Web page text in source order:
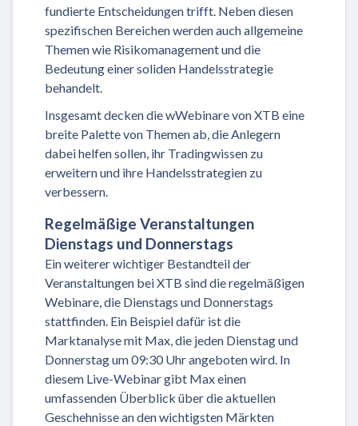
fundierte Entscheidungen trifft. Neben diesen
spezifischen Bereichen werden auch allgemeine
Themen wie Risikomanagement und die
Bedeutung einer soliden Handelsstrategie
behandelt.
Insgesamt decken die wWebinare von XTB eine
breite Palette von Themen ab, die Anlegern
dabei helfen sollen, ihr Tradingwissen zu
erweitern und ihre Handelsstrategien zu
verbessern.
Regelmäßige Veranstaltungen
Dienstags und Donnerstags
Ein weiterer wichtiger Bestandteil der
Veranstaltungen bei XTB sind die regelmäßigen
Webinare, die Dienstags und Donnerstags
stattfinden. Ein Beispiel dafür ist die
Marktanalyse mit Max, die jeden Dienstag und
Donnerstag um 09:30 Uhr angeboten wird. In
diesem Live-Webinar gibt Max einen
umfassenden Überblick über die aktuellen
Geschehnisse an den wichtigsten Märkten